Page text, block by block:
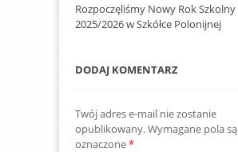
Rozpoczęliśmy Nowy Rok Szkolny
2025/2026 w Szkółce Polonijnej
DODAJ KOMENTARZ
Twój adres e-mail nie zostanie
opublikowany.Wymagane pola są
oznaczone*